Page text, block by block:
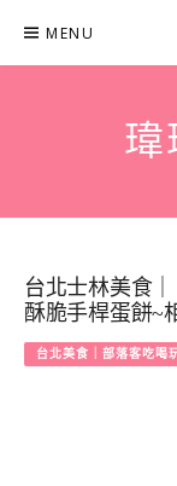
content
MENU
瑋
台北士林美食
酥脆手桿蛋餅~
台北美食｜部落客吃喝